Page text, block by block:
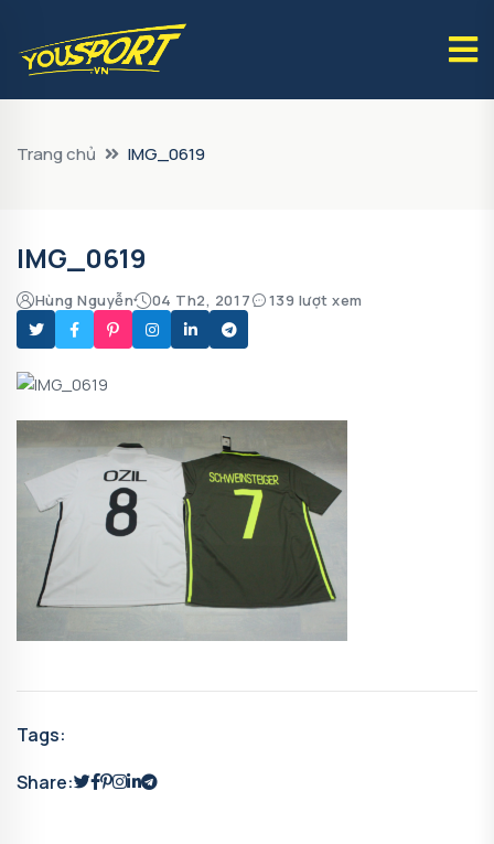
Trang chủ IMG_0619
IMG_0619
Hùng Nguyễn 04 Th2, 2017 139 lượt xem
Tags:
Share: